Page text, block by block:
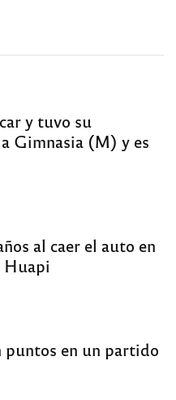
y tuvo su
Gimnasia (M) y es
al caer el auto en
Huapi
puntos en un partido